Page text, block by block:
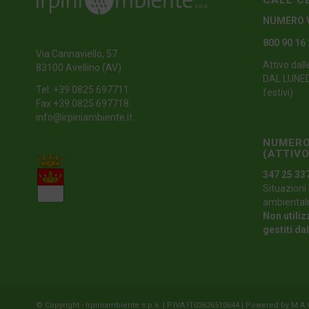
Via Cannaviello, 57
83100 Avellino (AV)
Tel: +39 0825 697711
Fax +39 0825 697718
info@irpiniambiente.it
NUMERO
800 90 16
Attivo
DAL
festivi)
347 25
Situazioni
Non
gestiti
© Copyright - Irpiniambiente s.p.a. | P.IVA IT02626510644 | Powered by